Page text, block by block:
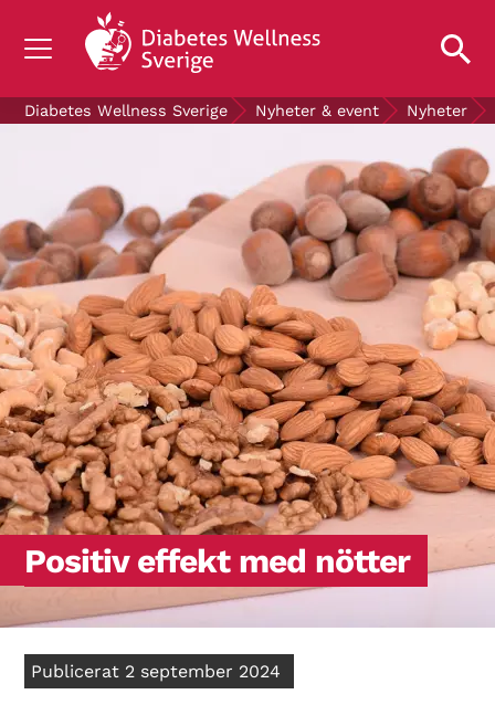
OM DIABETES
FORSKNING
NYHETER & EVENT
OM OSS
GRATIS DIABETESPRODUKTER
Blodsockerkollen
Diabetes Wellness Sverige Nyheter & event Nyheter
Positiv effekt med nötter
Publicerat 2 september 2024